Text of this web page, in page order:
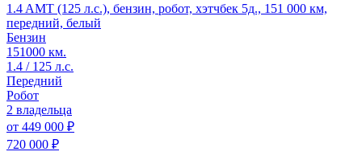
1.4 AMT (125 л.с.), бензин, робот, хэтчбек 5д., 151 000 км,
передний, белый
Бензин
151000 км.
1.4 / 125 л.с.
Передний
Робот
2 владельца
от 449 000 ₽
720 000 ₽